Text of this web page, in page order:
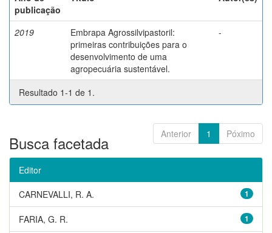
publicação
2019
Embrapa Agrossilvipastoril:
primeiras contribuições para o
desenvolvimento de uma
agropecuária sustentável.
-
Resultado 1-1 de 1.
Anterior 1 Póximo
Busca facetada
Editor
1
CARNEVALLI, R. A.
1
FARIA, G. R.